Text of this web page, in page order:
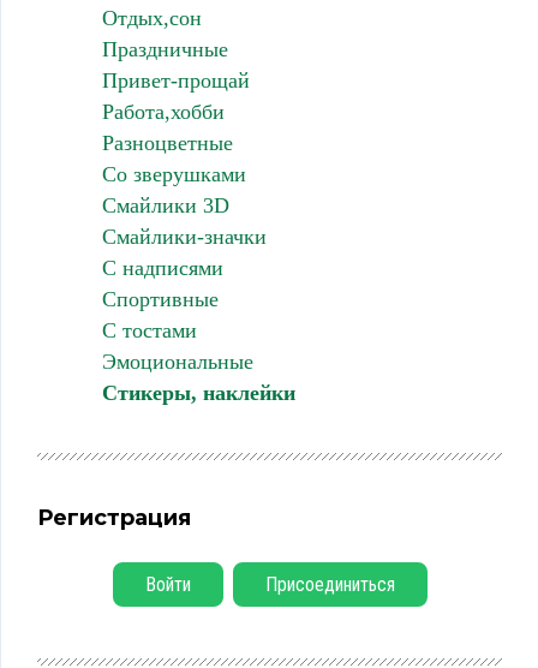
Отдых,сон
Праздничные
Привет-прощай
Работа,хобби
Разноцветные
Со зверушками
Смайлики 3D
Смайлики-значки
С надписями
Спортивные
С тостами
Эмоциональные
Стикеры, наклейки
Регистрация
Войти Присоединиться